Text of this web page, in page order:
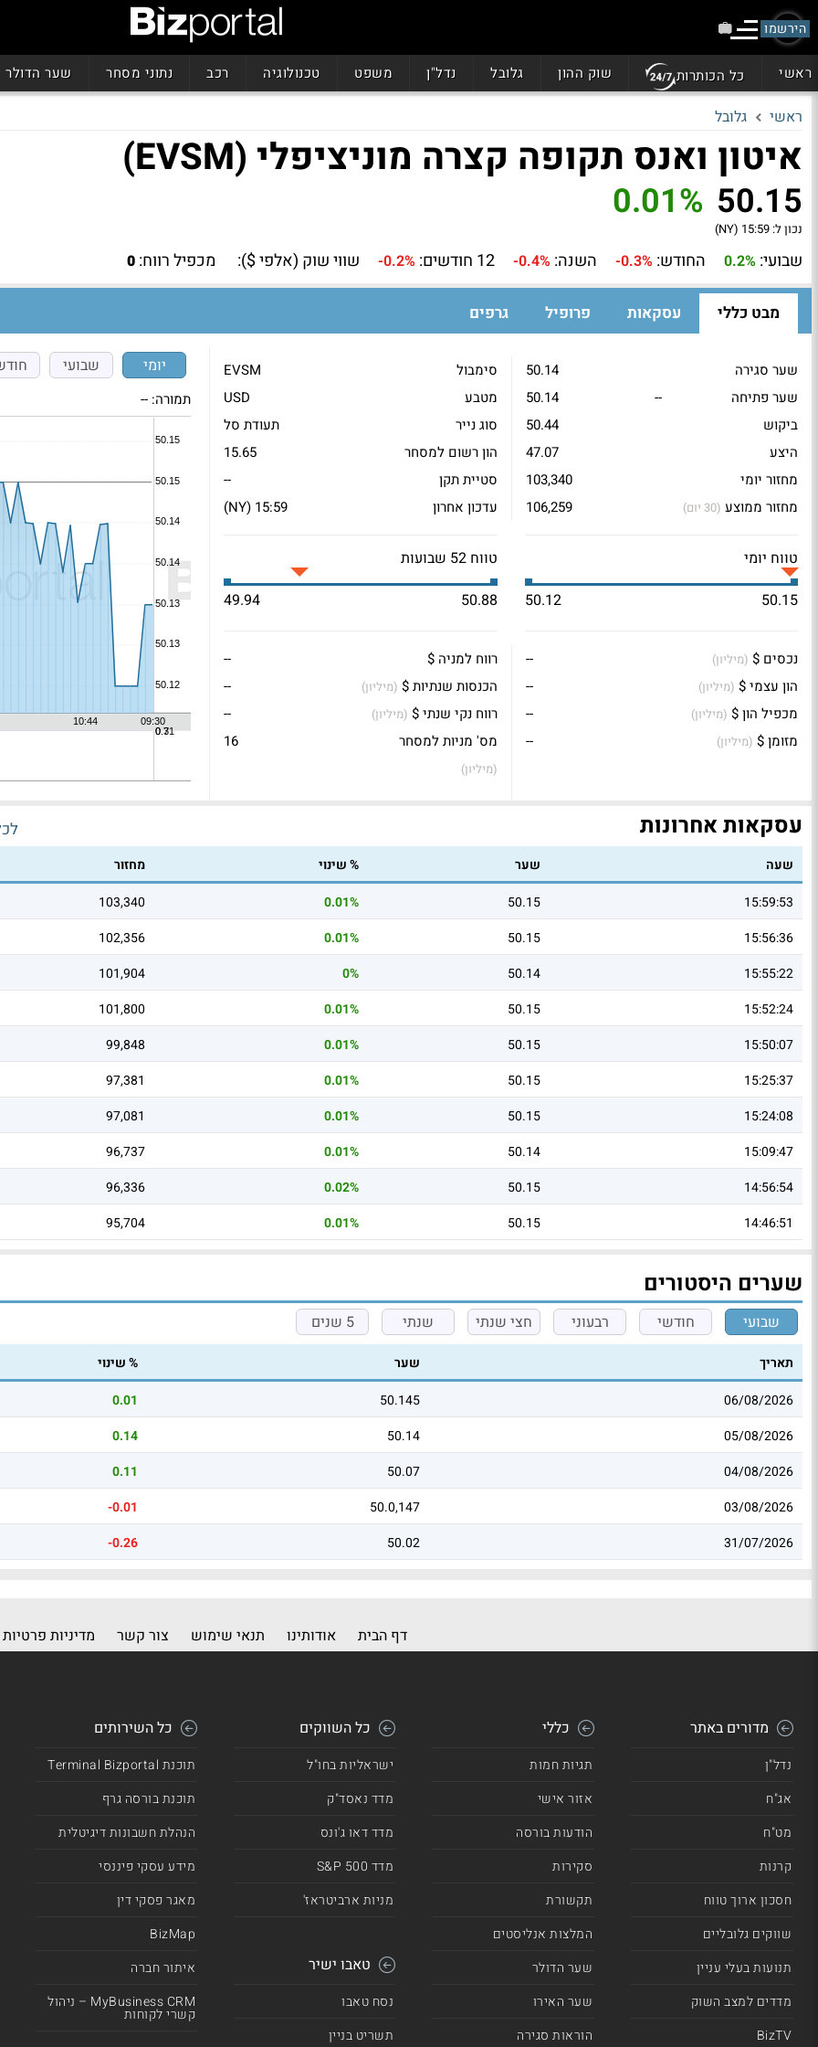
הירשמו
ראשי כל הכותרות שוק ההון גלובל נדל"ן משפט טכנולוגיה רכב נתוני מסחר שער הדולר
ראשי גלובל
איטון ואנס תקופה קצרה מוניציפלי (EVSM)
50.15
0.01%
נכון ל: 15:59 (NY)
שבועי: 0.2% החודש: -0.3% השנה: -0.4% 12 חודשים: -0.2% שווי שוק (אלפי $): מכפיל רווח: 0
מבט כללי עסקאות פרופיל גרפים
שער סגירה
50.14
שער פתיחה
--
50.14
ביקוש
50.44
היצע
47.07
מחזור יומי
103,340
מחזור ממוצע (30 יום) 106,259
סימבול
EVSM
מטבע
USD
סוג נייר
תעודת סל
הון רשום למסחר
15.65
סטיית תקן
--
עדכון אחרון
15:59 (NY)
טווח יומי
50.15
50.12
טווח 52 שבועות
50.88
49.94
נכסים $ (מיליון)
--
הון עצמי $ (מיליון)
--
מכפיל הון $ (מיליון)
--
מזומן $ (מיליון) --
רווח למניה $
--
הכנסות שנתיות $ (מיליון)
--
רווח נקי שנתי $ (מיליון)
--
מס' מניות למסחר
(מיליון)
16
יומי שבועי
תמורה: --
עסקאות אחרונות
שעה שער % שינוי
מחזור
15:59:53
50.15
0.01%
103,340
15:56:36
50.15
0.01%
102,356
15:55:22
50.14
0%
101,904
15:52:24
50.15
0.01%
101,800
15:50:07
50.15
0.01%
99,848
15:25:37
50.15
0.01%
97,381
15:24:08
50.15
0.01%
97,081
15:09:47
50.14
0.01%
96,737
14:56:54
50.15
0.02%
96,336
14:46:51
50.15
0.01%
95,704
שערים היסטורים
שבועי חודשי רבעוני חצי שנתי שנתי 5 שנים
תאריך שער
% שינוי
06/08/2026
50.145
0.01
05/08/2026
50.14
0.14
04/08/2026
50.07
0.11
03/08/2026
50.0,147
-0.01
31/07/2026
50.02
-0.26
דף הבית אודותינו תנאי שימוש צור קשר מדיניות פרטיות
מדורים באתר
נדל"ן
אג"ח
מט"ח
קרנות
חסכון ארוך טווח
שווקים גלובליים
תנועות בעלי עניין
מדדים למצב השוק
BizTV
כללי
תגיות חמות
אזור אישי
הודעות בורסה
סקירות
תקשורת
המלצות אנליסטים
שער הדולר
שער האירו
הוראות סגירה
כל השווקים
ישראליות בחו"ל
מדד נאסד"ק
מדד דאו ג'ונס
מדד 500 S&P
מניות ארביטראז'
טאבו ישיר
נסח טאבו
תשריט בניין
כל השירותים
תוכנת Terminal Bizportal
תוכנת בורסה גרף
הנהלת חשבונות דיגיטלית
מידע עסקי פיננסי
מאגר פסקי דין
BizMap
איתור חברה
MyBusiness CRM – ניהול
קשרי לקוחות